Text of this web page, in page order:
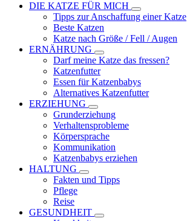
DIE KATZE FÜR MICH
Tipps zur Anschaffung einer Katze
Beste Katzen
Katze nach Größe / Fell / Augen
ERNÄHRUNG
Darf meine Katze das fressen?
Katzenfutter
Essen für Katzenbabys
Alternatives Katzenfutter
ERZIEHUNG
Grunderziehung
Verhaltensprobleme
Körpersprache
Kommunikation
Katzenbabys erziehen
HALTUNG
Fakten und Tipps
Pflege
Reise
GESUNDHEIT